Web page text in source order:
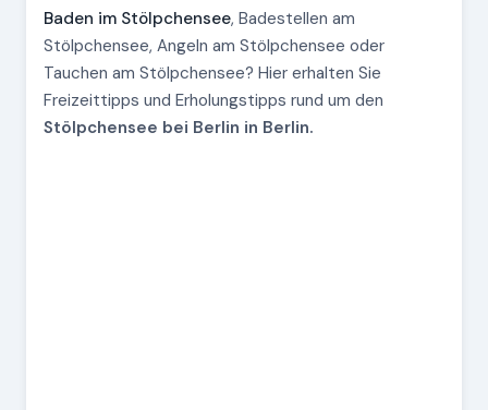
Baden im Stölpchensee, Badestellen am
Stölpchensee, Angeln am Stölpchensee oder
Tauchen am Stölpchensee? Hier erhalten Sie
Freizeittipps und Erholungstipps rund um den
Stölpchensee bei Berlin in Berlin.